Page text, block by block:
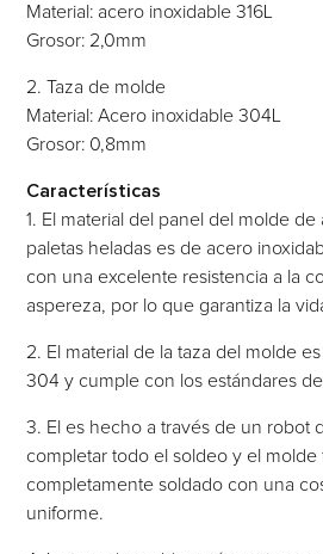
Material: acero inoxidable 316L
Grosor: 2,0mm
2. Taza de molde
Material: Acero inoxidable 304L
Grosor: 0,8mm
Características
1. El material del panel del molde
paletas heladas es de acero
con una excelente resistencia a la
aspereza, por lo que garantiza la
2. El material de la taza del molde
304 y cumple con los estándares
3. El es hecho a través de un robot
completar todo el soldeo y el molde
completamente soldado con una
uniforme.